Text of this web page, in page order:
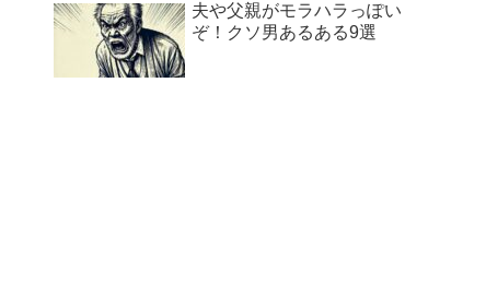
夫や父親がモラハラっぽい
ぞ！クソ男あるある9選